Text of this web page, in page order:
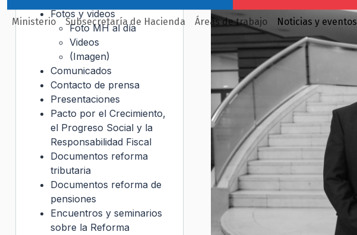
Ministerio Subsecretaría de Hacienda Áreas de trabajo Noticias y eventos
Fotos y videos
Foto MH al día
Videos
(Imagen)
Comunicados
Contacto de prensa
Presentaciones
Pacto por el Crecimiento,
el Progreso Social y la
Responsabilidad Fiscal
Documentos reforma
tributaria
Documentos reforma de
pensiones
Encuentros y seminarios
sobre la Reforma